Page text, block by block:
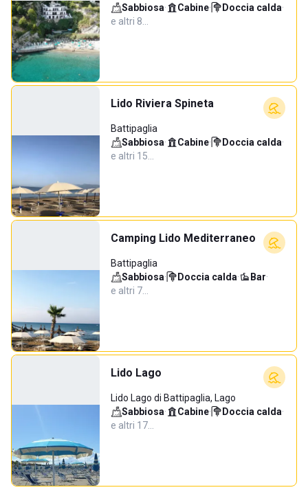
Sabbiosa· Cabine· Doccia calda·
e altri 8…
Lido Riviera Spineta
Battipaglia
Sabbiosa· Cabine· Doccia calda·
e altri 15…
Camping Lido Mediterraneo
Battipaglia
Sabbiosa· Doccia calda· Bar·
e altri 7…
Lido Lago
Lido Lago di Battipaglia, Lago
Sabbiosa· Cabine· Doccia calda·
e altri 17…